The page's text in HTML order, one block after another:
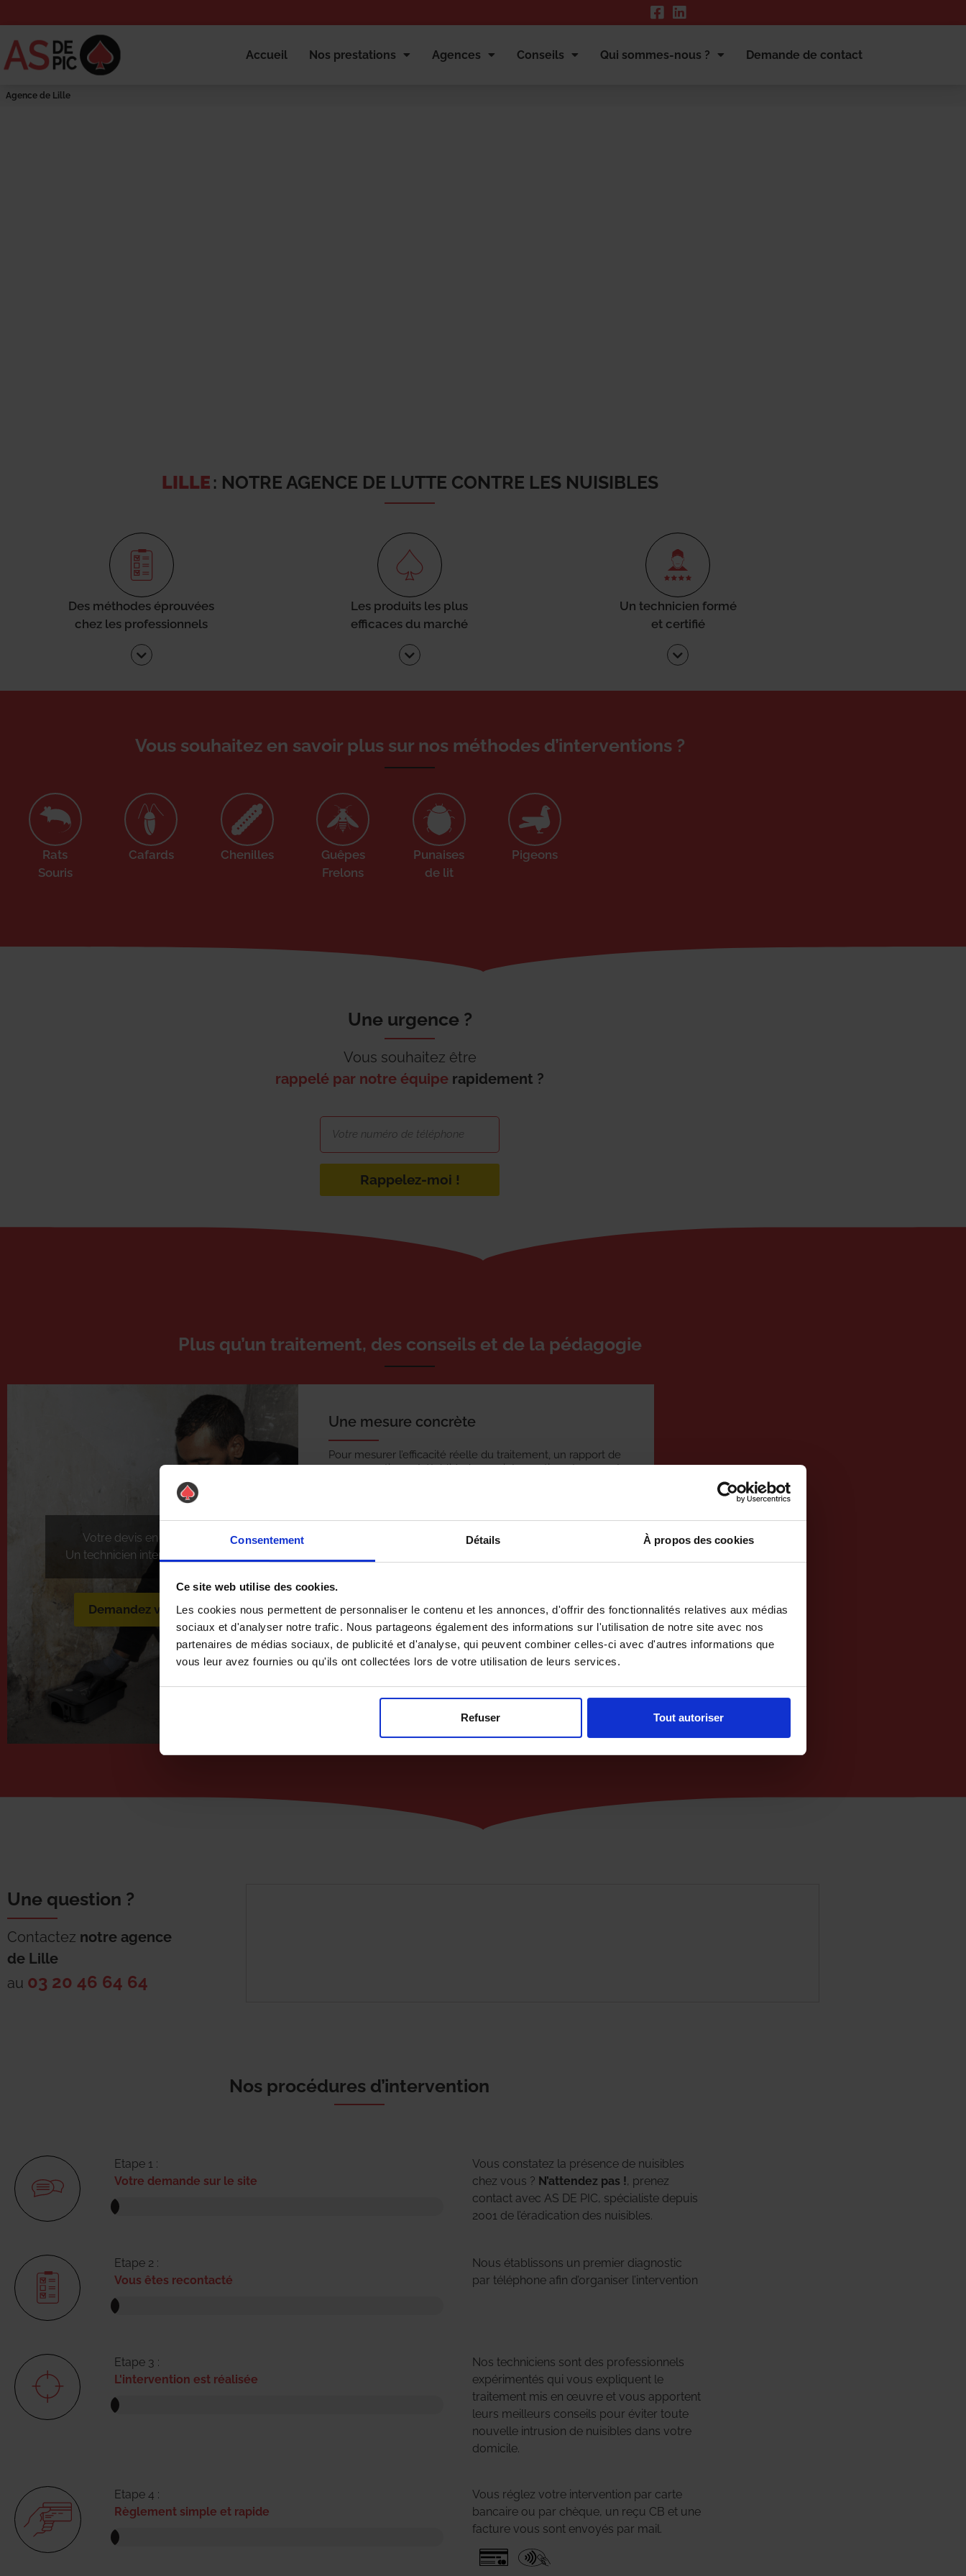
Consentement Détails À propos des cookies
Ce site web utilise des cookies.
Les cookies nous permettent de personnaliser le contenu et les annonces, d'offrir des fonctionnalités relatives aux médias
sociaux et d'analyser notre trafic. Nous partageons également des informations sur l'utilisation de notre site avec nos
partenaires de médias sociaux, de publicité et d'analyse, qui peuvent combiner celles-ci avec d'autres informations que
vous leur avez fournies ou qu'ils ont collectées lors de votre utilisation de leurs services.
Refuser Tout autoriser
Accueil Nos prestations Agences Conseils Qui sommes-nous ? Demande de contact
Agence de Lille
LILLE : NOTRE AGENCE DE LUTTE CONTRE LES NUISIBLES
Des méthodes éprouvées
chez les professionnels
Les produits les plus
efficaces du marché
Un technicien formé
et certifié
Vous souhaitez en savoir plus sur nos méthodes d’interventions ?
Rats
Souris
Cafards Chenilles
Guêpes
Frelons
Punaises
de lit
Pigeons
Une urgence ?
Vous souhaitez être
rappelé par notre équipe rapidement ?
Rappelez-moi !
Plus qu’un traitement, des conseils et de la pédagogie
Votre devis en 60 minutes.
Un technicien intervient sous 24h.
Demandez votre devis
Une mesure concrète
Pour mesurer l’efficacité réelle du traitement, un rapport de
consommation est établi à chaque intervention et vous est
Après chaque intervention vous recevez un rapport détaillé
vigilance.
Des experts pédagogues
Grâce aux conseils de nos techniciens experts, vous saurez
nouvelle infestation.
Une question ?
Contactez notre agence
de Lille
au 03 20 46 64 64
Nos procédures d’intervention
Etape 1 :
Votre demande sur le site
Vous constatez la présence de nuisibles
chez vous ? N’attendez pas !, prenez
contact avec AS DE PIC, spécialiste depuis
2001 de l’éradication des nuisibles.
Etape 2 :
Vous êtes recontacté
Nous établissons un premier diagnostic
par téléphone afin d’organiser l’intervention
Etape 3 :
L'intervention est réalisée
Nos techniciens sont des professionnels
expérimentés qui vous expliquent le
traitement mis en œuvre et vous apportent
leurs meilleurs conseils pour éviter toute
nouvelle intrusion de nuisibles dans votre
domicile.
Etape 4 :
Règlement simple et rapide
Vous réglez votre intervention par carte
bancaire ou par chèque, un reçu CB et une
facture vous sont envoyés par mail.